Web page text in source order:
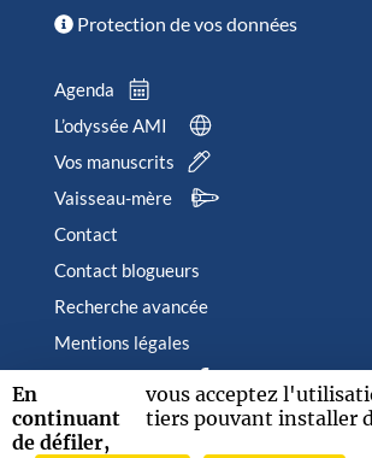
Protection de vos données
Agenda
L’odyssée AMI
Vos manuscrits
Vaisseau-mère
Contact
Contact blogueurs
Recherche avancée
Mentions légales
En
continuant
de défiler,
vous acceptez
tiers pouvant installer